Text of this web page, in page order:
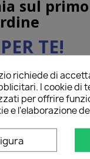
Grade
richiede di
I cookie di
per offrire
e l'elaborazione
sul primo
TE!
qui sotto per
sul tuo primo